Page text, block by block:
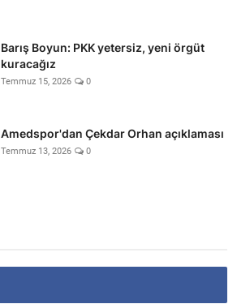
Barış Boyun: PKK yetersiz, yeni örgüt
kuracağız
Temmuz 15, 2026 0
Amedspor'dan Çekdar Orhan açıklaması
Temmuz 13, 2026 0